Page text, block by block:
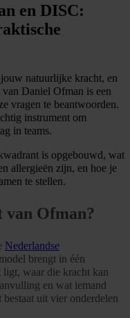
en DISC:
natuurlijke kracht, en
Daniel Ofman is een
vragen te beantwoorden.
instrument om
in teams.
is opgebouwd, wat
allergieën zijn, en hoe je
te stellen.
van Ofman?
Nederlandse
brengt in één
ligt, waar die kracht kan
en wat iemand
uit vier onderdelen